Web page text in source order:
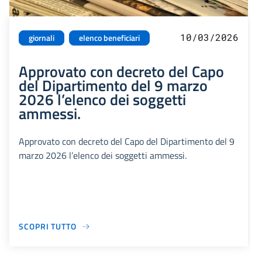
giornali elenco beneficiari 10/03/2026
Approvato con decreto del Capo
del Dipartimento del 9 marzo
2026 l’elenco dei soggetti
ammessi.
Approvato con decreto del Capo del Dipartimento del 9
marzo 2026 l’elenco dei soggetti ammessi.
SCOPRI TUTTO